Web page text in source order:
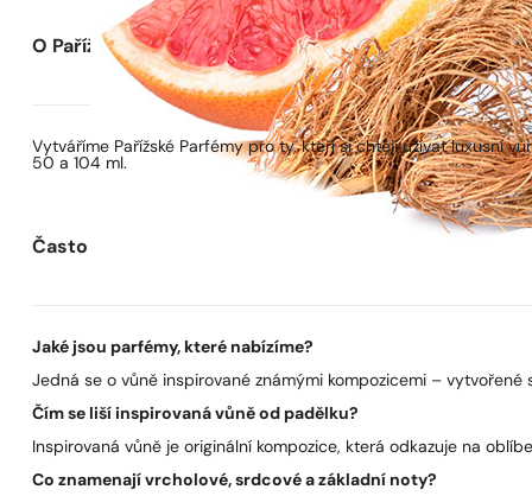
O Pařížských Parfémech
Vytváříme Pařížské Parfémy pro ty, kteří si chtějí užívat luxusní
50 a 104 ml.
Často kladené otázky
Jaké jsou parfémy, které nabízíme?
Jedná se o vůně inspirované známými kompozicemi –
Čím se liší inspirovaná vůně od padělku?
Inspirovaná vůně je originální kompozice, která odkazuje na
Co znamenají vrcholové, srdcové a základní noty?